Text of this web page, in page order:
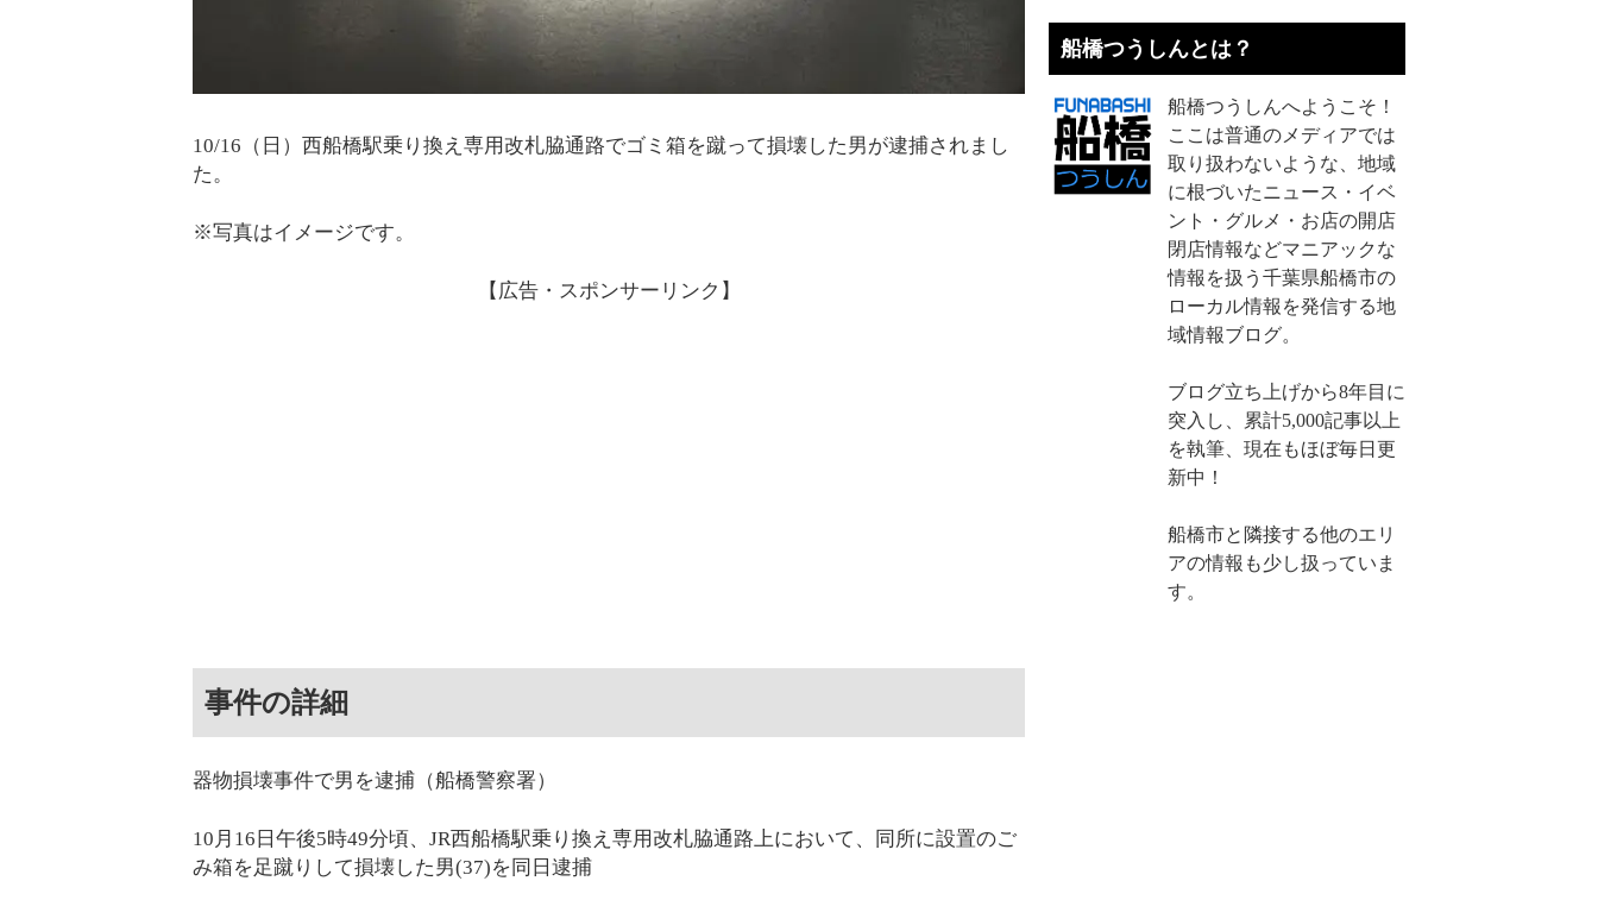
10/16（日）西船橋駅乗り換え専用改札脇通路でゴミ箱を蹴って損壊した男が逮捕されまし
た。
※写真はイメージです。
【広告・スポンサーリンク】
事件の詳細
器物損壊事件で男を逮捕（船橋警察署）
10月16日午後5時49分頃、JR西船橋駅乗り換え専用改札脇通路上において、同所に設置のご
み箱を足蹴りして損壊した男(37)を同日逮捕
船橋つうしんとは？
船橋つうしんへようこそ！
ここは普通のメディアでは
取り扱わないような、地域
に根づいたニュース・イベ
ント・グルメ・お店の開店
閉店情報などマニアックな
情報を扱う千葉県船橋市の
ローカル情報を発信する地
域情報ブログ。
ブログ立ち上げから8年目に
突入し、累計5,000記事以上
を執筆、現在もほぼ毎日更
新中！
船橋市と隣接する他のエリ
アの情報も少し扱っていま
す。